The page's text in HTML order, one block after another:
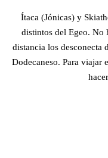
Ítaca (Jónicas) y
distintos del Egeo. No
distancia los desconecta
Dodecaneso. Para viajar